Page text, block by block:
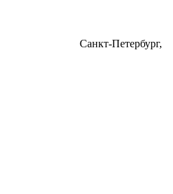
Санкт-Петербург,